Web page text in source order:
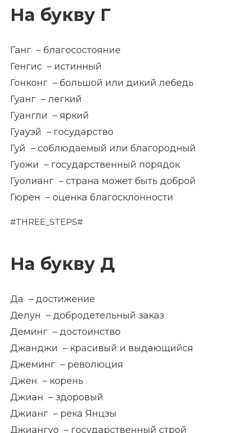
На букву Г
Ганг – благосостояние
Генгис – истинный
Гонконг – большой или дикий лебедь
Гуанг – легкий
Гуангли – яркий
Гуауэй – государство
Гуй – соблюдаемый или благородный
Гуожи – государственный порядок
Гуолианг – страна может быть доброй
Гюрен – оценка благосклонности
#THREE_STEPS#
На букву Д
Да – достижение
Делун – добродетельный заказ
Деминг – достоинство
Джанджи – красивый и выдающийся
Джеминг – революция
Джен – корень
Джиан – здоровый
Джианг – река Янцзы
Джиангуо – государственный строй